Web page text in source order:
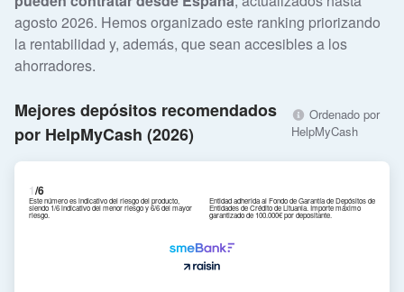
agosto 2026. Hemos organizado este ranking priorizando
la rentabilidad y, además, que sean accesibles a los
ahorradores.
Mejores depósitos recomendados
por HelpMyCash (2026)
Ordenado por
HelpMyCash
1/6
Este número es indicativo del riesgo del producto,
siendo 1/6 indicativo del menor riesgo y 6/6 del mayor
riesgo.
Entidad adherida al Fondo de Garantía de Depósitos de
Entidades de Crédito de Lituania. Importe máximo
garantizado de 100.000€ por depositante.